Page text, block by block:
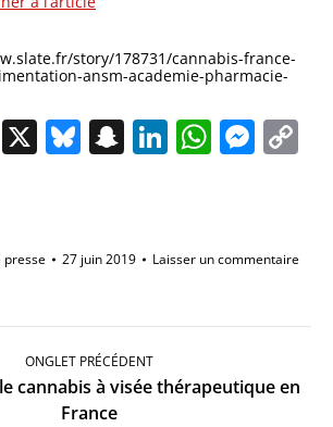
story/178731/cannabis-france-
ansm-academie-pharmacie-
Mastodon
X Bluesky
Snapchat
LinkedIn
presse 27 juin 2019 Laisser un commentaire
ONGLET PRÉCÉDENT
Onglet
précédent
cannabis à visée thérapeutique en
France